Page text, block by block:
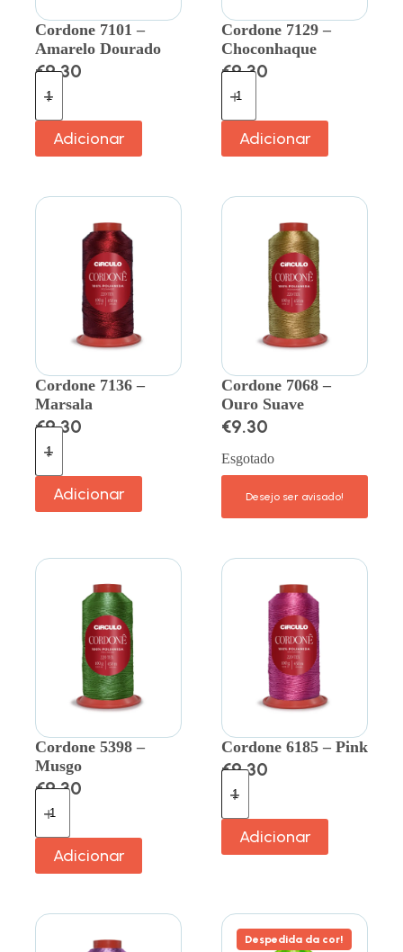
Cordone 7101 –
Amarelo Dourado
€9.30
Adicionar
Cordone 7129 –
Choconhaque
€9.30
Adicionar
Cordone 7136 –
Marsala
€9.30
Adicionar
Cordone 7068 –
Ouro Suave
€9.30
Esgotado
Cordone 5398 –
Musgo
€9.30
Adicionar
Cordone 6185 – Pink
€9.30
Adicionar
Despedida da cor!